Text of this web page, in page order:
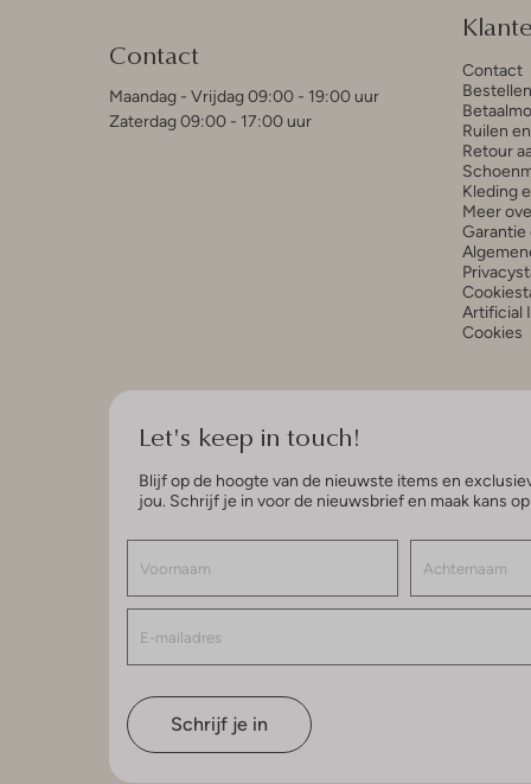
Contact
Maandag - Vrijdag 09:00 - 19:00 uur
Zaterdag 09:00 - 17:00 uur
Contact
Ruilen
Retour
Kleding
Meer
Garantie
Artificial
Cookies
Let's keep in touch!
Blijf op de hoogte van de nieuwste items en
jou. Schrijf je in voor de nieuwsbrief en maak kans
Schrijf je in